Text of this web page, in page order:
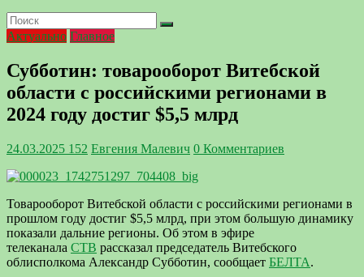
Актуально Главное
Субботин: товарооборот Витебской
области с российскими регионами в
2024 году достиг $5,5 млрд
24.03.2025 152 Евгения Малевич 0 Комментариев
Товарооборот Витебской области с российскими регионами в
прошлом году достиг $5,5 млрд, при этом большую динамику
показали дальние регионы. Об этом в эфире
телеканала СТВ рассказал председатель Витебского
облисполкома Александр Субботин, сообщает БЕЛТА.